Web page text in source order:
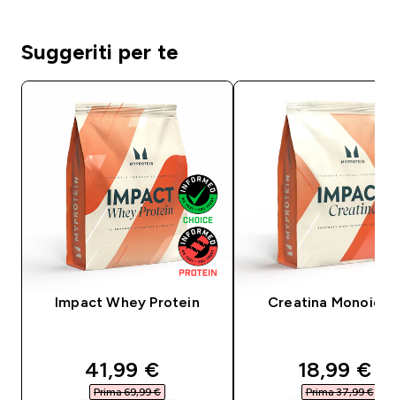
Suggeriti per te
Impact Whey Protein
discounted price
41,99 €‎
Prima 69,99 €‎
Creatina
18,99 €‎
Prima 37,99 €‎